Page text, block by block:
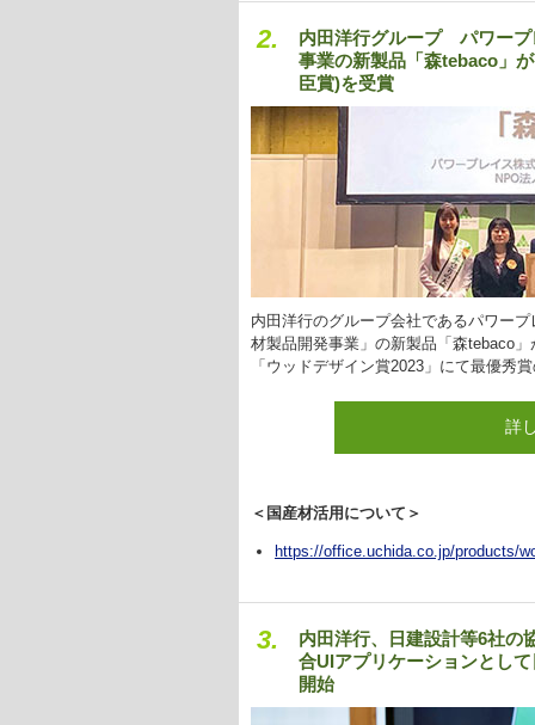
2.
内田洋行グループ パワープ
事業の新製品「森tebaco」
臣賞)を受賞
内田洋行のグループ会社であるパワー
材製品開発事業」の新製品「森tebaco
「ウッドデザイン賞2023」にて最優秀
詳
＜国産材活用について＞
https://office.uchida.co.jp/products/
3.
内田洋行、日建設計等6社の
合UIアプリケーションとし
開始